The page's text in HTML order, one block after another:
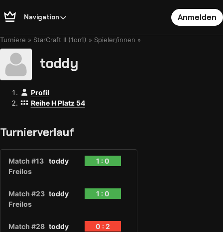
Navigation Anmelden
Turniere StarCraft II (1on1) Spieler/innen
toddy
Profil
Reihe H Platz 54
Turnierverlauf
Match #13 toddy
1 : 0
Freilos
Match #23 toddy
1 : 0
Freilos
Match #28 toddy
0 : 2